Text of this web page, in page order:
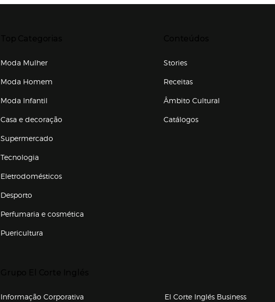
Moda Mulher
Moda Homem
Moda Infantil
Casa e decoração
Supermercado
Tecnologia
Eletrodomésticos
Desporto
Perfumaria e cosmética
Puericultura
Stories
Receitas
Âmbito Cultural
Catálogos
Informação Corporativa
El Corte Inglés Business